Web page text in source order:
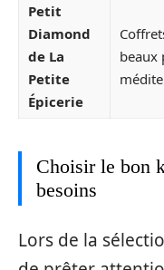
Petit
Diamond
de La
Petite
Épicerie
beaux
Choisir le bon
besoins
Lors de la